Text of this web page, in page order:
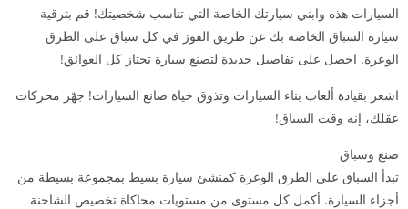
السيارات هذه وابني سيارتك الخاصة التي تناسب شخصيتك! قم بترقية
سيارة السباق الخاصة بك عن طريق الفوز في كل سباق على الطرق
الوعرة. احصل على تفاصيل جديدة لتصنع سيارة تجتاز كل العوائق!
اشعر بقيادة ألعاب بناء السيارات وتذوق حياة صانع السيارات! جهّز محركات
عقلك، إنه وقت السباق!
صنع وسباق
تبدأ السباق على الطرق الوعرة كمنشئ سيارة بسيط بمجموعة بسيطة من
أجزاء السيارة. أكمل كل مستوى من مستويات محاكاة تخصيص الشاحنة